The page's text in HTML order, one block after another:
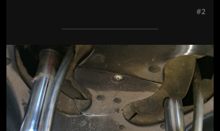
#2
Jön még kép!